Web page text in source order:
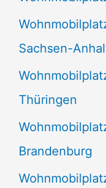
Sachsen-
Thüringen
Brandenburg